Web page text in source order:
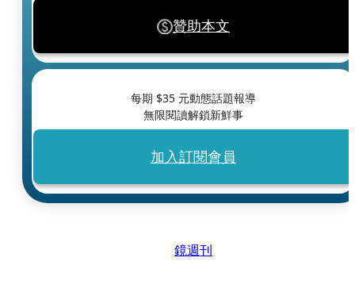
贊助本文
每期 $35 元動態話題報導
無限閱讀解鎖新鮮事
加入訂閱會員
鏡週刊